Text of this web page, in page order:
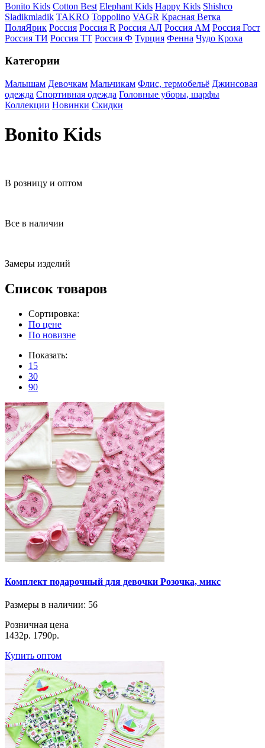
Bonito Kids Cotton Best Elephant Kids Happy Kids Shishco
Sladikmladik TAKRO Toppolino VAGR Красная Ветка
ПоляЯрик Россия Россия R Россия АЛ Россия АМ Россия Гост
Россия ТИ Россия ТТ Россия Ф Турция Фенна Чудо Кроха
Категории
Малышам Девочкам Мальчикам Флис, термобельё Джинсовая
одежда Спортивная одежда Головные уборы, шарфы
Коллекции Новинки Скидки
Bonito Kids
В розницу и оптом
Все в наличии
Замеры изделий
Список товаров
Сортировка:
По цене
По новизне
Показать:
15
30
90
Комплект подарочный для девочки Розочка, микс
Размеры в наличии: 56
Розничная цена
1432р. 1790р.
Купить оптом